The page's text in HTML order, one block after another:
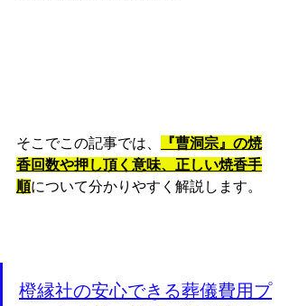
そこでこの記事では、
『曹洞宗』の焼
香回数や押し頂く意味、正しい焼香手
順について分かりやすく解説します。
橙縁社の安心できる葬儀費用プ